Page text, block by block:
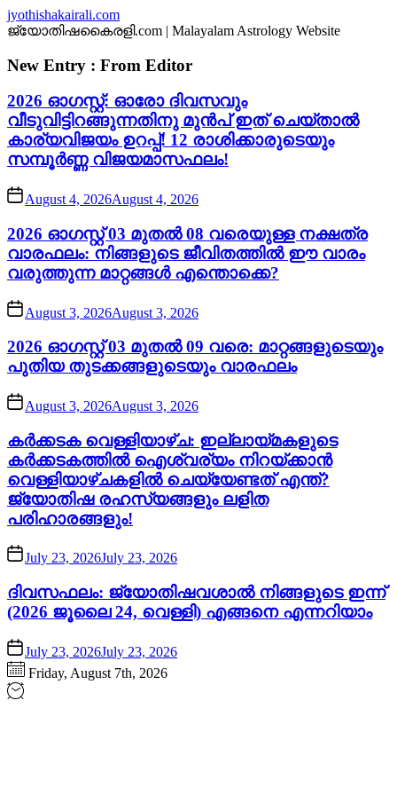
Skip
to
content
jyothishakairali.com
ജ്യോതിഷകൈരളി.com | Malayalam Astrology Website
New Entry : From Editor
2026 ഓഗസ്റ്റ്: ഓരോ ദിവസവും
വീടുവിട്ടിറങ്ങുന്നതിനു മുൻപ് ഇത് ചെയ്താൽ
കാര്യവിജയം ഉറപ്പ്! 12 രാശിക്കാരുടെയും
സമ്പൂർണ്ണ വിജയമാസഫലം!
August 4, 2026August 4, 2026
2026 ഓഗസ്റ്റ് 03 മുതൽ 08 വരെയുള്ള നക്ഷത്ര
വാരഫലം: നിങ്ങളുടെ ജീവിതത്തിൽ ഈ വാരം
വരുത്തുന്ന മാറ്റങ്ങൾ എന്തൊക്കെ?
August 3, 2026August 3, 2026
2026 ഓഗസ്റ്റ് 03 മുതൽ 09 വരെ: മാറ്റങ്ങളുടെയും
പുതിയ തുടക്കങ്ങളുടെയും വാരഫലം
August 3, 2026August 3, 2026
കർക്കടക വെള്ളിയാഴ്ച: ഇല്ലായ്മകളുടെ
കർക്കടകത്തിൽ ഐശ്വര്യം നിറയ്ക്കാൻ
വെള്ളിയാഴ്ചകളിൽ ചെയ്യേണ്ടത് എന്ത്?
ജ്യോതിഷ രഹസ്യങ്ങളും ലളിത
പരിഹാരങ്ങളും!
July 23, 2026July 23, 2026
ദിവസഫലം: ജ്യോതിഷവശാൽ നിങ്ങളുടെ ഇന്ന്‌
(2026 ജൂലൈ 24, വെള്ളി) എങ്ങനെ എന്നറിയാം
July 23, 2026July 23, 2026
Friday, August 7th, 2026